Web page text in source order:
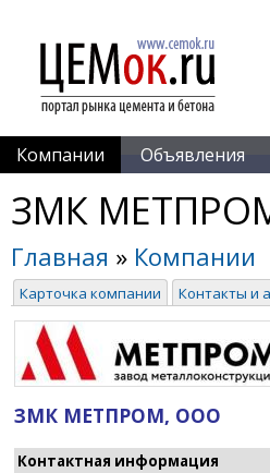
Компании Объявления
ЗМК
Главная » Компании
Карточка компании Контакты и
ЗМК МЕТПРОМ, ООО
Контактная информация